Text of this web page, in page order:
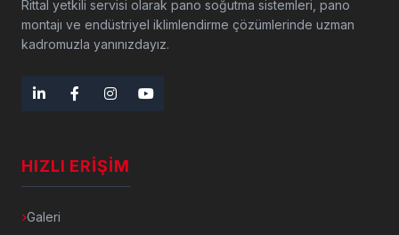
Rittal yetkili servisi olarak pano soğutma sistemleri, pano
montajı ve endüstriyel iklimlendirme çözümlerinde uzman
kadromuzla yanınızdayız.
HIZLI ERIŞIM
Galeri